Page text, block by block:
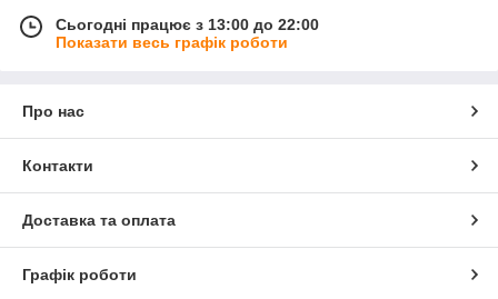
Сьогодні працює з 13:00 до 22:00
Показати весь графік роботи
Про нас
Контакти
Доставка та оплата
Графік роботи